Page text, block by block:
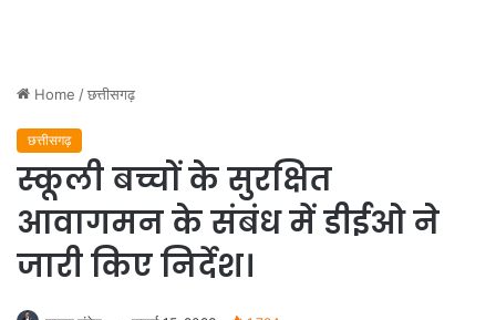
Home /छत्तीसगढ़
छत्तीसगढ़
स्कूली बच्चों के सुरक्षित
आवागमन के संबंध में डीईओ ने
जारी किए निर्देश।